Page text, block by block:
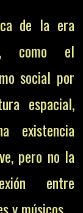
de la era
como el
social por
espacial,
existencia
pero no la
entre